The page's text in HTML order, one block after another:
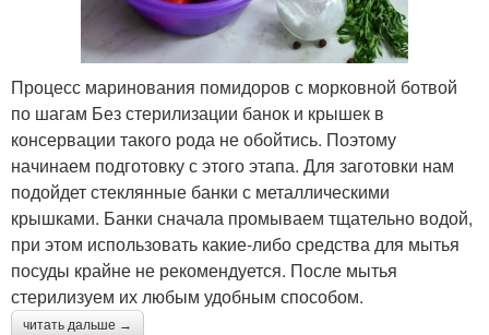
Процесс маринования помидоров с морковной ботвой
по шагам Без стерилизации банок и крышек в
консервации такого рода не обойтись. Поэтому
начинаем подготовку с этого этапа. Для заготовки нам
подойдет стеклянные банки с металлическими
крышками. Банки сначала промываем тщательно водой,
при этом использовать какие-либо средства для мытья
посуды крайне не рекомендуется. После мытья
стерилизуем их любым удобным способом.
читать дальше →